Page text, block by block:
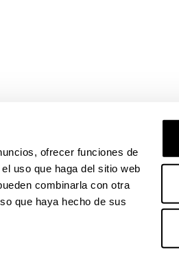
ofrecer funciones de
uso que haga del sitio web
combinarla con otra
que haya hecho de sus